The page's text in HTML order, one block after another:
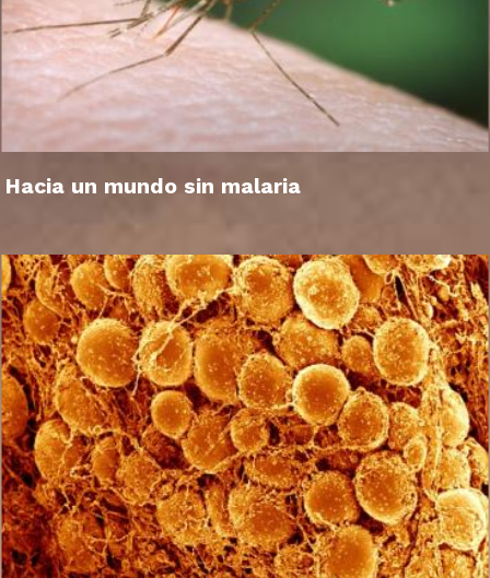
Hacia un mundo sin malaria